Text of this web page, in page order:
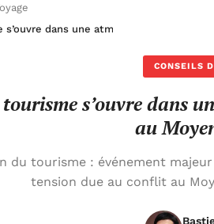
s’ouvre dans une atmosphère troublée
CONSEILS
s’ouvre dans
au
du tourisme : événement
tension due au conflit au